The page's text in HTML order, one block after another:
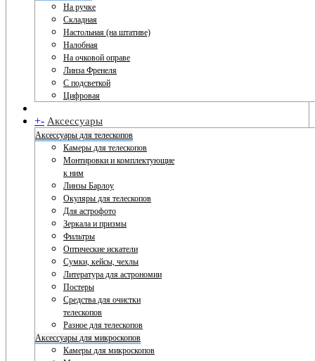
На ручке
Складная
Настольная (на штативе)
Налобная
На очковой оправе
Линза Френеля
С подсветкой
Цифровая
+- Аксессуары
Аксессуары для телескопов
Камеры для телескопов
Монтировки и комплектующие
к ним
Линзы Барлоу
Окуляры для телескопов
Для астрофото
Зеркала и призмы
Фильтры
Оптические искатели
Сумки, кейсы, чехлы
Литература для астрономии
Постеры
Средства для очистки
телескопов
Разное для телескопов
Аксессуары для микроскопов
Камеры для микроскопов